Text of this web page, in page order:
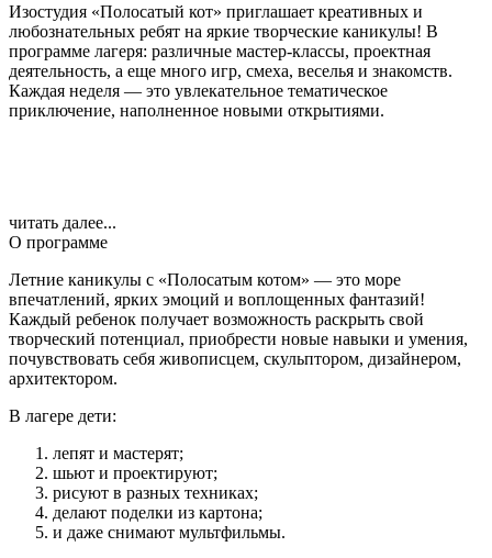
Изостудия «Полосатый кот» приглашает креативных и
любознательных ребят на яркие творческие каникулы! В
программе лагеря: различные мастер-классы, проектная
деятельность, а еще много игр, смеха, веселья и знакомств.
Каждая неделя — это увлекательное тематическое
приключение, наполненное новыми открытиями.
читать далее...
О программе
Летние каникулы с «Полосатым котом» — это море
впечатлений, ярких эмоций и воплощенных фантазий!
Каждый ребенок получает возможность раскрыть свой
творческий потенциал, приобрести новые навыки и умения,
почувствовать себя живописцем, скульптором, дизайнером,
архитектором.
В лагере дети:
лепят и мастерят;
шьют и проектируют;
рисуют в разных техниках;
делают поделки из картона;
и даже снимают мультфильмы.